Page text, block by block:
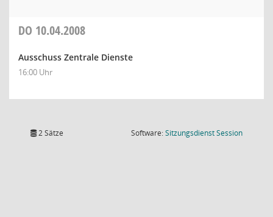
DO 10.04.2008
Ausschuss Zentrale Dienste
16:00 Uhr
2 Sätze Software:SitzungsdienstSession(Wird in